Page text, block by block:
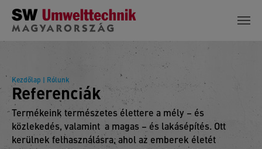
Skip to main content
Kezdőlap | Rólunk
Referenciák
Termékeink természetes élettere a mély – és
közlekedés, valamint a magas – és lakásépítés. Ott
kerülnek felhasználásra, ahol az emberek életét